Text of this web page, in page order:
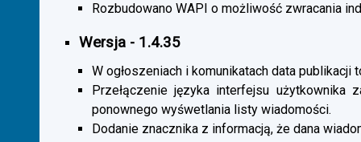
Rozbudowano WAPI o możliwość zwracania
Wersja - 1.4.35
W ogłoszeniach i komunikatach data
Przełączenie języka interfejsu użytkownika
ponownego wyśwetlania listy wiadomości.
Dodanie znacznika z informacją, że dana